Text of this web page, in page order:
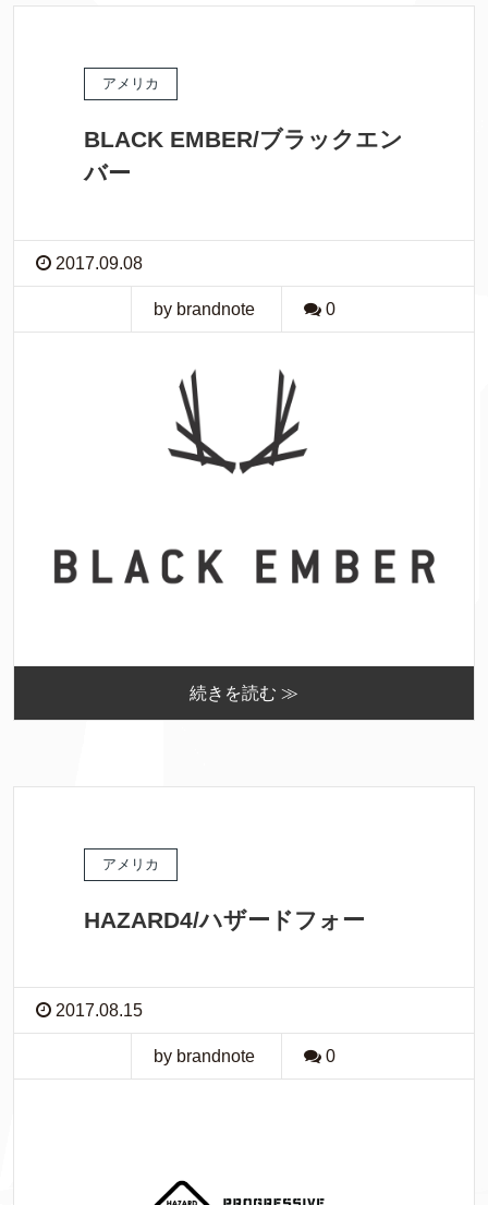
アメリカ
BLACK EMBER/ブラックエン
バー
2017.09.08
by brandnote 0
続きを読む ≫
アメリカ
HAZARD4/ハザードフォー
2017.08.15
by brandnote 0